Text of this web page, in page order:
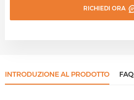
RICHIEDI ORA
INTRODUZIONE AL PRODOTTO FAQ